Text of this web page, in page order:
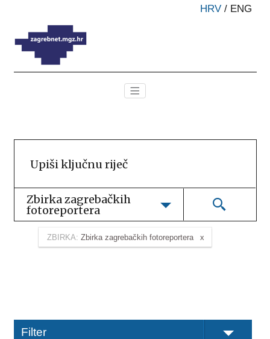
HRV / ENG
Zbirka zagrebačkih
fotoreportera
ZBIRKA: Zbirka zagrebačkih fotoreportera
Filter